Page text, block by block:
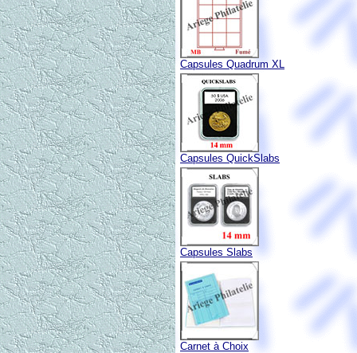
Capsules Quadrum XL
Capsules QuickSlabs
Capsules Slabs
Carnet à Choix